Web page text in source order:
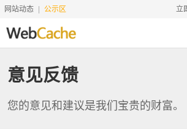
网站动态 公示区 立
首页
文档说明
意见反馈
您的意见和建议是我们宝贵的财富。